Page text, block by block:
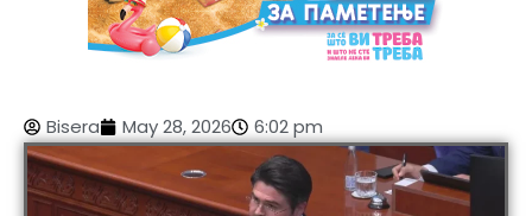
Bisera May 28, 2026 6:02 pm